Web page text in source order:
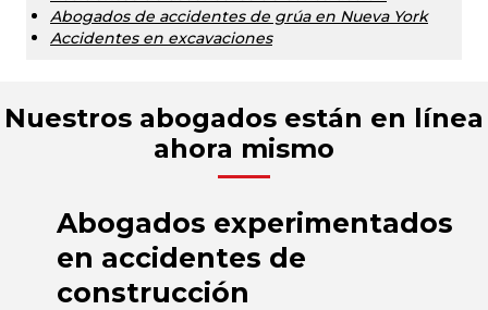
Abogados de accidentes de grúa en Nueva York
Accidentes en excavaciones
Nuestros abogados están en línea
ahora mismo
Abogados experimentados
en accidentes de
construcción